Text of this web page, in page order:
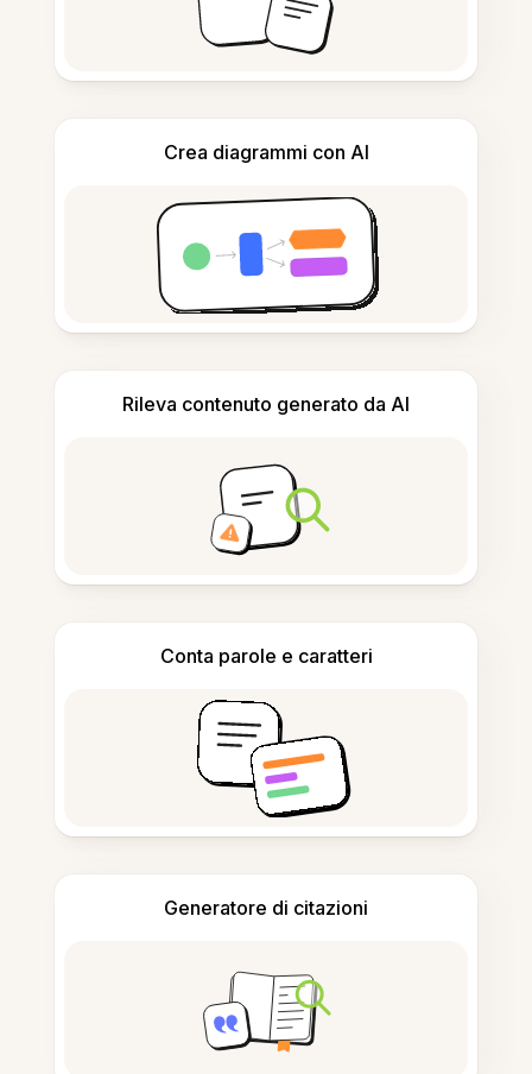
Crea diagrammi con AI
Rileva contenuto generato da AI
Conta parole e caratteri
Generatore di citazioni